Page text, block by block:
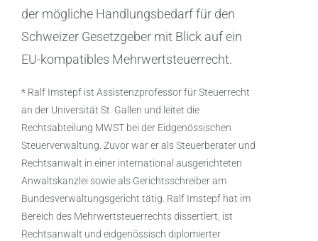
der mögliche Handlungsbedarf für den
Schweizer Gesetzgeber mit Blick auf ein
EU-kompatibles Mehrwertsteuerrecht.
* Ralf Imstepf ist Assistenzprofessor für Steuerrecht
an der Universität St. Gallen und leitet die
Rechtsabteilung MWST bei der Eidgenössischen
Steuerverwaltung. Zuvor war er als Steuerberater und
Rechtsanwalt in einer international ausgerichteten
Anwaltskanzlei sowie als Gerichtsschreiber am
Bundesverwaltungsgericht tätig. Ralf Imstepf hat im
Bereich des Mehrwertsteuerrechts dissertiert, ist
Rechtsanwalt und eidgenössisch diplomierter